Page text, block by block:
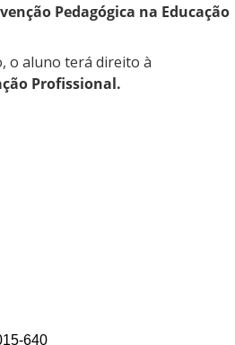
Pedagógica na Educação
o aluno terá direito à
Profissional.
640